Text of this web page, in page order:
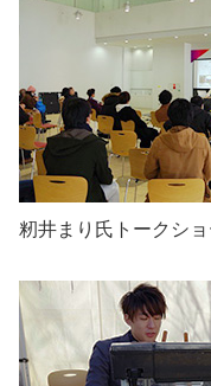
籾井まり氏トークショ